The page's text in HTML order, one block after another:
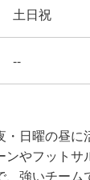
土日祝
--
日曜の昼に
やフットサ
、強いチーム